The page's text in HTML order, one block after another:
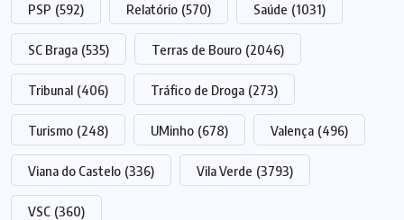
PSP (592) Relatório (570) Saúde (1031)
SC Braga (535) Terras de Bouro (2046)
Tribunal (406) Tráfico de Droga (273)
Turismo (248) UMinho (678) Valença (496)
Viana do Castelo (336) Vila Verde (3793)
VSC (360)